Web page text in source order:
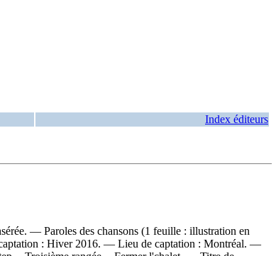
Index éditeurs
— Paroles des chansons (1 feuille : illustration en
: Hiver 2016. — Lieu de captation : Montréal. —